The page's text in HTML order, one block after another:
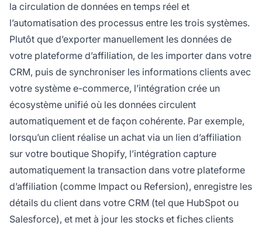
la circulation de données en temps réel et
l’automatisation des processus entre les trois systèmes.
Plutôt que d’exporter manuellement les données de
votre plateforme d’affiliation, de les importer dans votre
CRM, puis de synchroniser les informations clients avec
votre système e-commerce, l’intégration crée un
écosystème unifié où les données circulent
automatiquement et de façon cohérente. Par exemple,
lorsqu’un client réalise un achat via un lien d’affiliation
sur votre boutique Shopify, l’intégration capture
automatiquement la transaction dans votre plateforme
d’affiliation (comme Impact ou Refersion), enregistre les
détails du client dans votre CRM (tel que HubSpot ou
Salesforce), et met à jour les stocks et fiches clients